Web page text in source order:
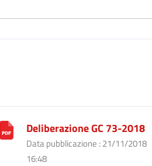
Deliberazione GC 73-2018
Data pubblicazione : 21/11/2018
16:48